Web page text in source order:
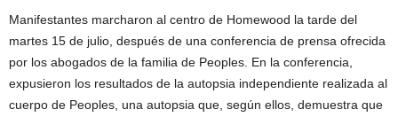
Manifestantes marcharon al centro de Homewood la tarde del
martes 15 de julio, después de una conferencia de prensa ofrecida
por los abogados de la familia de Peoples. En la conferencia,
expusieron los resultados de la autopsia independiente realizada al
cuerpo de Peoples, una autopsia que, según ellos, demuestra que